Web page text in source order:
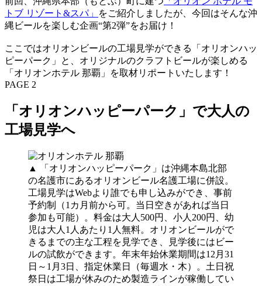
トブ リゾート&スパ」
をご紹介しましたが、今回はそんな沖
縄ビールを楽しむ企画“第2弾”をお届け！
ここではオリオンビールの工場見学ができる「オリオンハッ
ピーパーク」と、オリジナルのクラフトビールが楽しめる
「オリオンホテル 那覇」を取材リポートいたします！
PAGE 2
「オリオンハッピーパーク」で大人の
工場見学へ
▲ 「オリオンハッピーパーク」は沖縄本島北部
の名護市にあるオリオンビール名護工場に併設。
工場見学はWebより誰でも申し込みができ、事前
予約制（1カ月前から可。当日空きがあれば当日
参加も可能）。料金は大人500円、小人200円、幼
児は大人1人あたり1人無料。オリオンビールがで
きるまでの主な工程を見学でき、見学後にはビー
ルの試飲ができます。年末年始休業期間は12月31
日～1月3日、指定休業日（毎週水・木）。土日祝
祭日は工場が休みのため製造ラインが稼働してい